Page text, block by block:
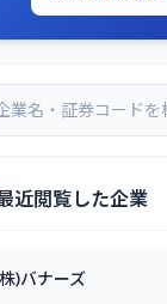
近閲覧した企業
)バナーズ